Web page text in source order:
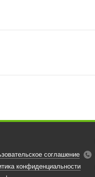
соглашение
конфиденциальности